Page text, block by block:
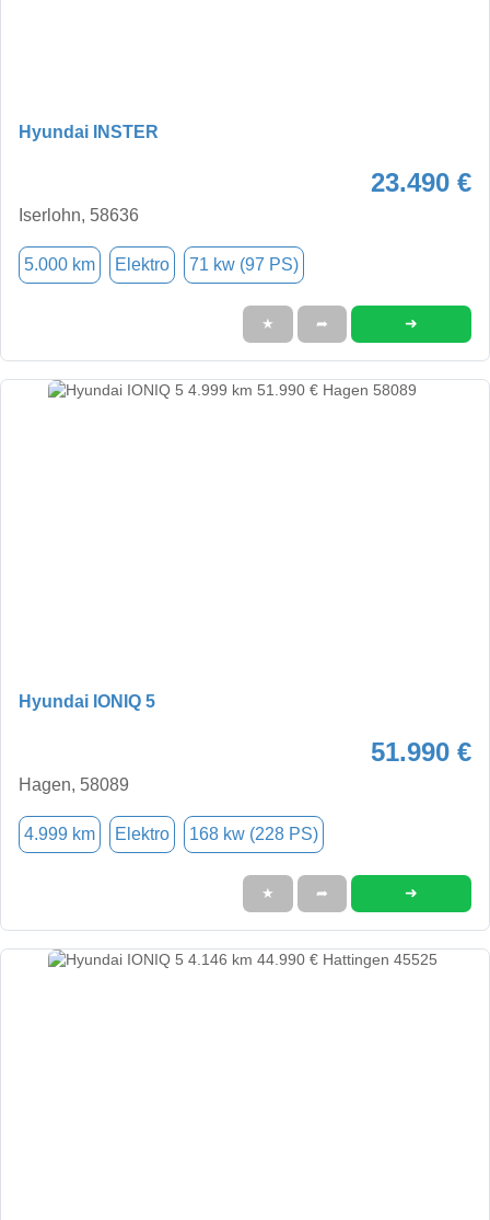
Hyundai INSTER
23.490 €
Iserlohn, 58636
5.000 km Elektro 71 kw (97 PS)
★ ➦ ➜
Hyundai IONIQ 5
51.990 €
Hagen, 58089
4.999 km Elektro 168 kw (228 PS)
★ ➦ ➜